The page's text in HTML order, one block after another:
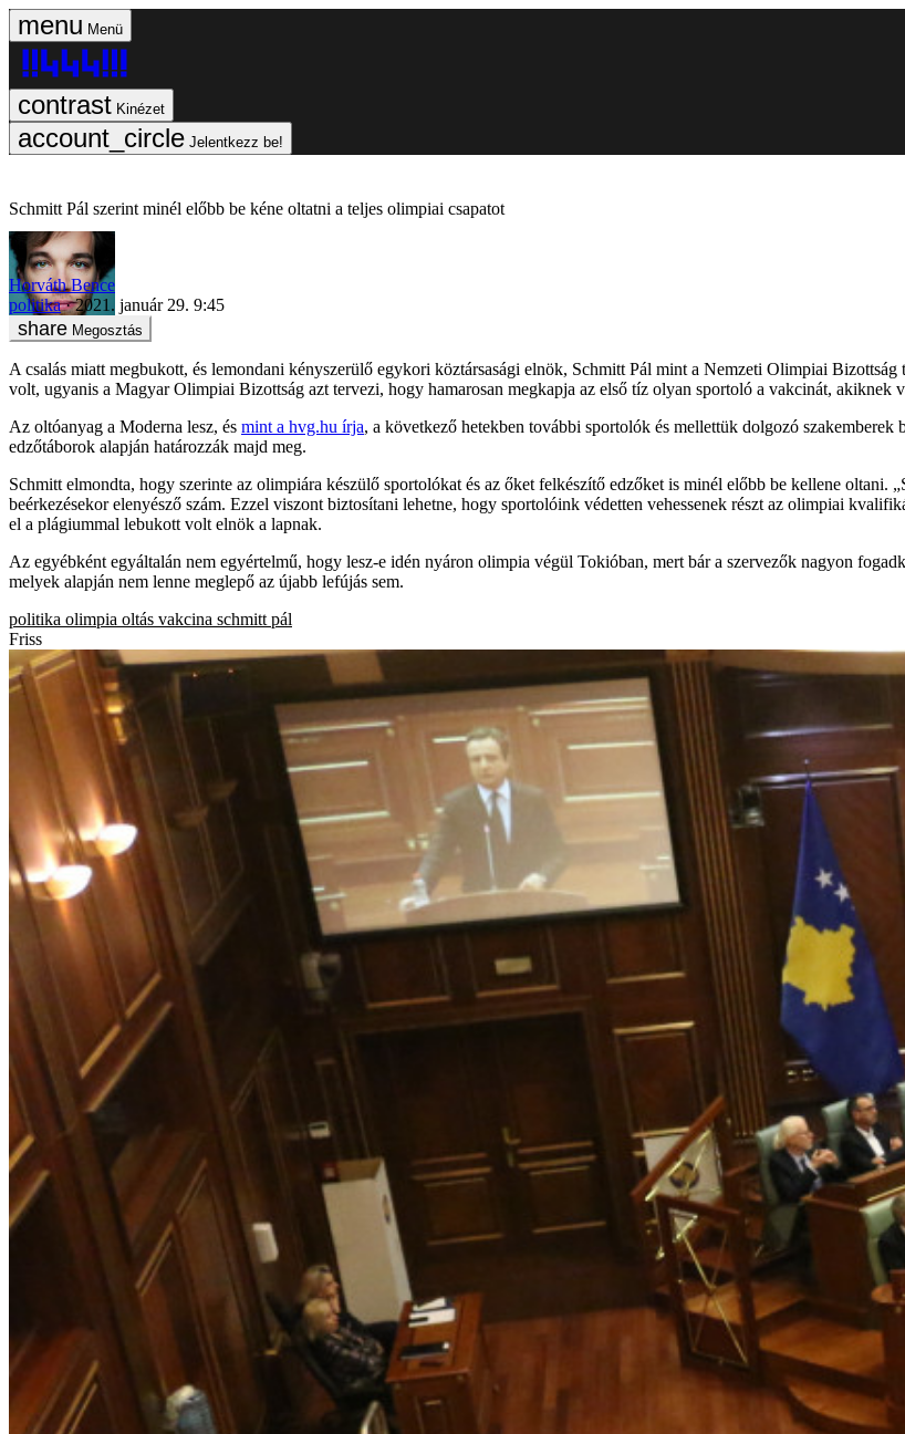
Menü
Kinézet
Jelentkezz be!
Schmitt Pál szerint minél előbb be kéne oltatni a teljes olimpiai csapatot
Horváth Bence
politika
2021. január 29. 9:45
Megosztás
A csalás miatt megbukott, és lemondani kényszerülő egykori köztársasági elnök, Schmitt Pál mint a Nemzeti Olimpiai Bizottság
volt, ugyanis a Magyar Olimpiai Bizottság azt tervezi, hogy hamarosan megkapja az első tíz olyan sportoló a vakcinát, akiknek
Az oltóanyag a Moderna lesz, és mint a hvg.hu írja, a következő hetekben további sportolók és mellettük dolgozó
edzőtáborok alapján határozzák majd meg.
Schmitt elmondta, hogy szerinte az olimpiára készülő sportolókat és az őket felkészítő edzőket is minél előbb be kellene oltani.
beérkezésekor elenyésző szám. Ezzel viszont biztosítani lehetne, hogy sportolóink védetten vehessenek részt az olimpiai
el a plágiummal lebukott volt elnök a lapnak.
Az egyébként egyáltalán nem egyértelmű, hogy lesz-e idén nyáron olimpia végül Tokióban, mert bár a szervezők nagyon
melyek alapján nem lenne meglepő az újabb lefújás sem.
politika olimpia oltás vakcina schmitt pál
Friss